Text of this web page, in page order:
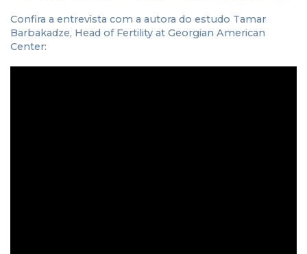
Confira a entrevista com a autora do estudo Tamar
Barbakadze, Head of Fertility at Georgian American
Center: